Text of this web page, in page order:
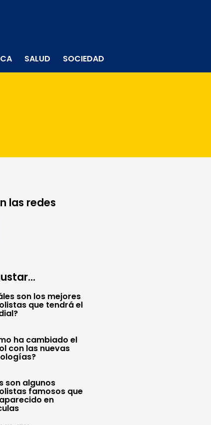
SALUD SOCIEDAD
las redes
son los mejores
que tendrá el
ha cambiado el
con las nuevas
son algunos
famosos que
en